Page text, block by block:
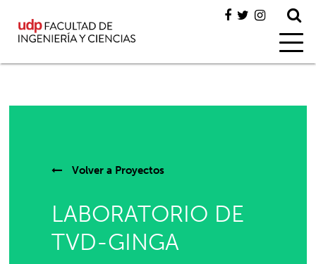
Volver a Proyectos
LABORATORIO DE
TVD-GINGA